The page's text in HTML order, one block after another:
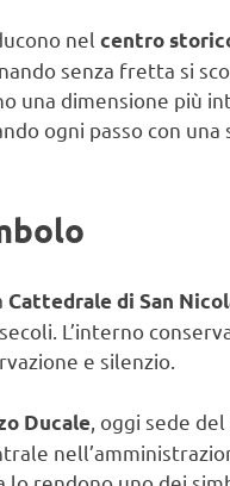
nel centro
senza fretta si
una dimensione più
ogni passo con
Cattedrale di San
L’interno
e silenzio.
Ducale , oggi sede